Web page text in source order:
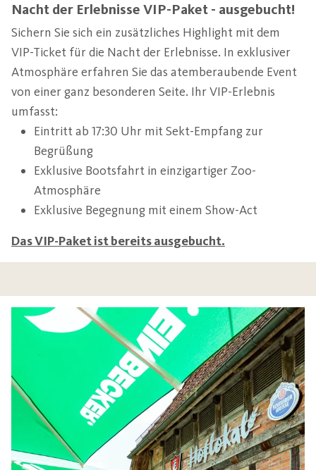
Nacht der Erlebnisse VIP-Paket - ausgebucht!
Sichern Sie sich ein zusätzliches Highlight mit dem
VIP-Ticket für die Nacht der Erlebnisse. In exklusiver
Atmosphäre erfahren Sie das atemberaubende Event
von einer ganz besonderen Seite. Ihr VIP-Erlebnis
umfasst:
Eintritt ab 17:30 Uhr mit Sekt-Empfang zur
Begrüßung
Exklusive Bootsfahrt in einzigartiger Zoo-
Atmosphäre
Exklusive Begegnung mit einem Show-Act
Das VIP-Paket ist bereits ausgebucht.